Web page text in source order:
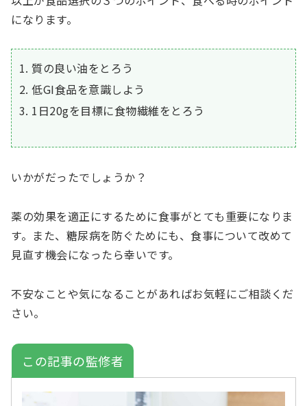
になります。
質の良い油をとろう
低GI食品を意識しよう
1日20gを目標に食物繊維をとろう
いかがだったでしょうか？
薬の効果を適正にするために食事がとても重要になりま
す。また、糖尿病を防ぐためにも、食事について改めて
見直す機会になったら幸いです。
不安なことや気になることがあればお気軽にご相談くだ
さい。
この記事の監修者